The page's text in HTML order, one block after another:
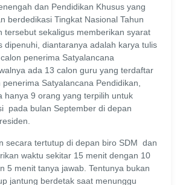
dan Pendidikan Khusus yang
berdedikasi Tingkat Nasional Tahun
tersebut sekaligus memberikan syarat
dipenuhi, diantaranya adalah karya tulis
penerima Satyalancana
ada 13 calon guru yang terdaftar
Satyalancana Pendidikan,
hanya 9 orang yang terpilih untuk
pada bulan September di depan
secara tertutup di depan biro SDM dan
waktu sekitar 15 menit dengan 10
5 menit tanya jawab. Tentunya bukan
jantung berdetak saat menunggu